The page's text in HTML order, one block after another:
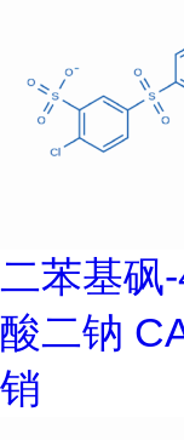
二苯基砜
酸二钠
销